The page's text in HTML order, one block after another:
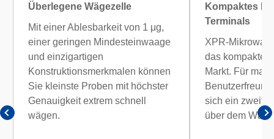
Überlegene Wägezelle
Mit einer Ablesbarkeit von 1 μg,
einer geringen Mindesteinwaage
und einzigartigen
Konstruktionsmerkmalen können
Sie kleinste Proben mit höchster
Genauigkeit extrem schnell
wägen.
Kompaktes
Terminals
XPR-
das
Markt. Für
sich ein
über dem